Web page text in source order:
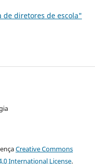
de diretores de escola"
Creative Commons
International License.